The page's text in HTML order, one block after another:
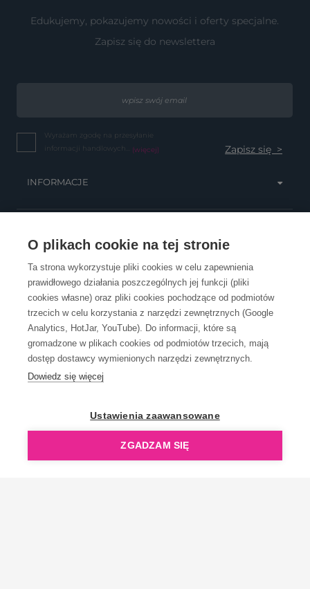
O plikach cookie na tej stronie
Ta strona wykorzystuje pliki cookies w celu zapewnienia
prawidłowego działania poszczególnych jej funkcji (pliki
cookies własne) oraz pliki cookies pochodzące od podmiotów
trzecich w celu korzystania z narzędzi zewnętrznych (Google
Analytics, HotJar, YouTube). Do informacji, które są
gromadzone w plikach cookies od podmiotów trzecich, mają
dostęp dostawcy wymienionych narzędzi zewnętrznych.
Dowiedz się więcej
Ustawienia zaawansowane
ZGADZAM SIĘ
Edukujemy, pokazujemy nowości i oferty specjalne.
Zapisz się do newslettera
Wyrażam zgodę na przesyłanie
informacji handlowych... (więcej)
INFORMACJE
OBSŁUGA KLIENTA
KONTAKT
OpenGift jest częścią ReflectGroup.